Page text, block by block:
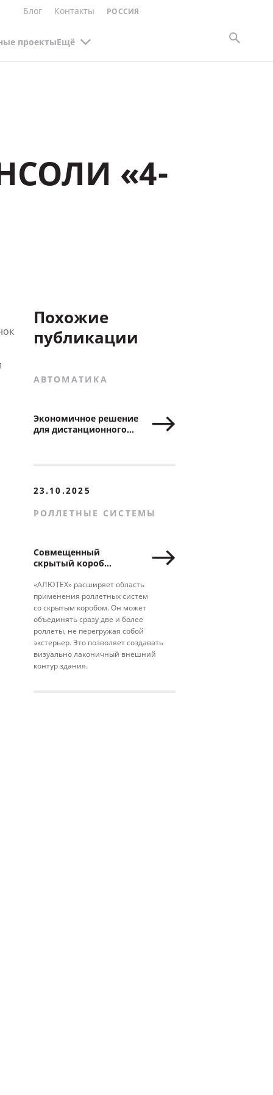
Блог Контакты РОССИЯ
проектыЕщё
«4-
Похожие
публикации
АВТОМАТИКА
Экономичное решение
для дистанционного
23.10.2025
РОЛЛЕТНЫЕ СИСТЕМЫ
Совмещенный
скрытый короб
«АЛЮТЕХ» расширяет область
применения роллетных систем
со скрытым коробом. Он может
объединять сразу две и более
роллеты, не перегружая собой
экстерьер. Это позволяет создавать
визуально лаконичный внешний
контур здания.